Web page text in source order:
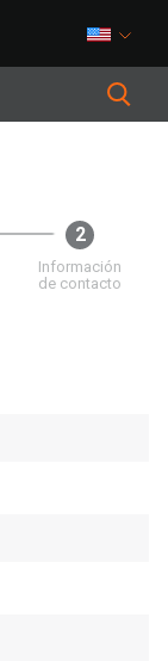
2
Información
de contacto